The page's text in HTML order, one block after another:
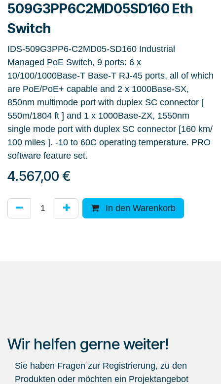
509G3PP6C2MD05SD160 Eth
Switch
IDS-509G3PP6-C2MD05-SD160 Industrial
Managed PoE Switch, 9 ports: 6 x
10/100/1000Base-T Base-T RJ-45 ports, all of which
are PoE/PoE+ capable and 2 x 1000Base-SX,
850nm multimode port with duplex SC connector [
550m/1804 ft ] and 1 x 1000Base-ZX, 1550nm
single mode port with duplex SC connector [160 km/
100 miles ]. -10 to 60C operating temperature. PRO
software feature set.
4.567,00 €
In den Warenkorb
Wir helfen gerne weiter!
Sie haben Fragen zur Registrierung, zu den
Produkten oder möchten ein Projektangebot